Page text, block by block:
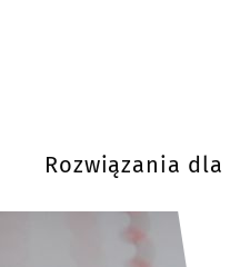
Rozwiązania dla